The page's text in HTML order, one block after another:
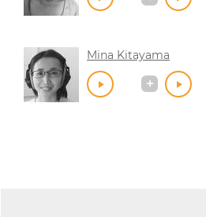
Mina Kitayama